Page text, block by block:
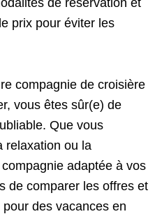
prix pour éviter les
compagnie de croisière
vous êtes sûr(e) de
Que vous
relaxation ou la
adaptée à vos
de comparer les offres et
des vacances en